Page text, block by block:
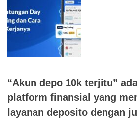
“Akun depo 10k terjitu”
platform finansial yang
layanan deposito dengan